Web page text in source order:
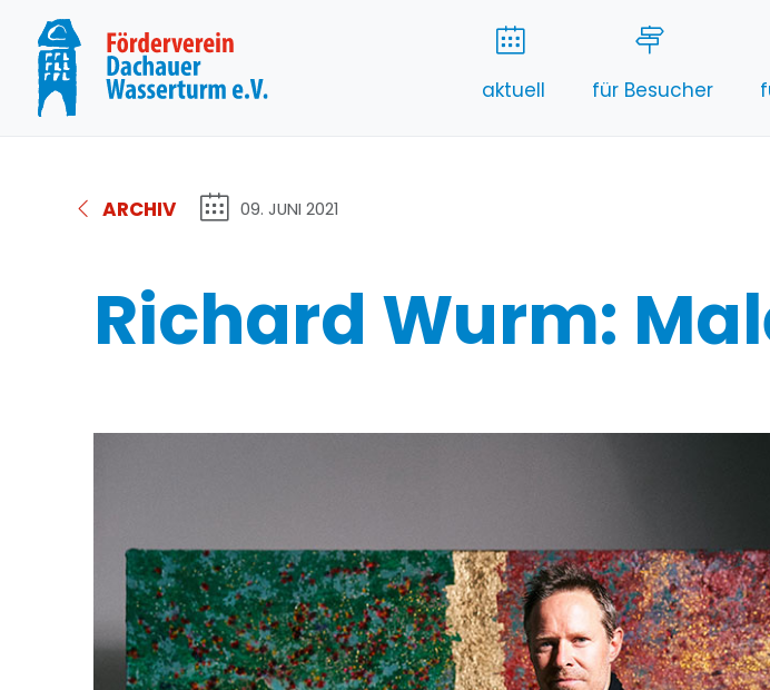
aktuell für Besucher
ARCHIV 09. JUNI 2021
Richard Wurm: